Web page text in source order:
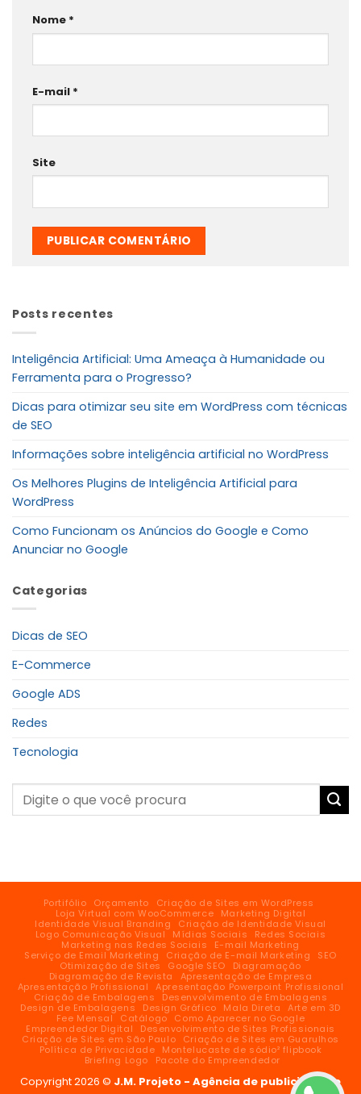
Nome *
E-mail *
Site
Posts recentes
Inteligência Artificial: Uma Ameaça à Humanidade ou
Ferramenta para o Progresso?
Dicas para otimizar seu site em WordPress com técnicas
de SEO
Informações sobre inteligência artificial no WordPress
Os Melhores Plugins de Inteligência Artificial para
WordPress
Como Funcionam os Anúncios do Google e Como
Anunciar no Google
Categorias
Dicas de SEO
E-Commerce
Google ADS
Redes
Tecnologia
Portifólio Orçamento
Criação de Sites em WordPress
Loja Virtual com WooCommerce
Marketing Digital
Identidade Visual Branding
Criação de Identidade Visual
Logo Comunicação Visual
Mídias Sociais
Redes Sociais
Marketing nas Redes Sociais
E-mail Marketing
Serviço de Email Marketing
Criação de E-mail Marketing
SEO
Otimização de Sites
Google SEO
Diagramação
Diagramação de Revista
Apresentação de Empresa
Apresentação Profissional
Apresentação Powerpoint Profissional
Criação de Embalagens
Desenvolvimento de Embalagens
Design de Embalagens
Design Gráfico Mala Direta
Arte em 3D
Fee Mensal
Catálogo
Como Aparecer no Google
Empreendedor Digital
Desenvolvimento de Sites Profissionais
Criação de Sites em São Paulo
Criação de Sites em Guarulhos
Política de Privacidade
Montelucaste de sódio² flipbook
Briefing Logo
Pacote do Empreendedor
Copyright 2026 © J.M. Projeto - Agência de publicidade e